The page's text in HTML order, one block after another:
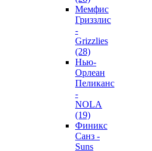
Мемфис
Гриззлис
-
Grizzlies
(28)
Нью-
Орлеан
Пеликанс
-
NOLA
(19)
Финикс
Санз -
Suns